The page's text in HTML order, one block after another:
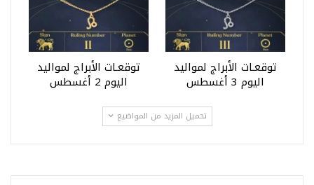
توقعـات الأبراج لمواليد
اليوم 3 أغسطس
توقعـات الأبراج لمواليد
اليوم 2 أغسطس
تحميل المزيد من المواضيع